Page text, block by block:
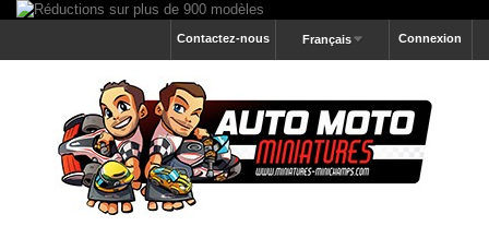
Connexion
Français
Contactez-nous